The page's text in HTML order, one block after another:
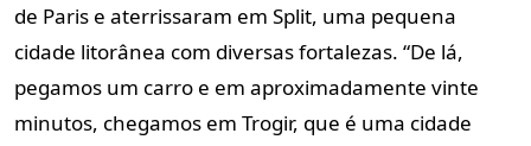
de Paris e aterrissaram em Split, uma pequena
cidade litorânea com diversas fortalezas. “De lá,
pegamos um carro e em aproximadamente vinte
minutos, chegamos em Trogir, que é uma cidade